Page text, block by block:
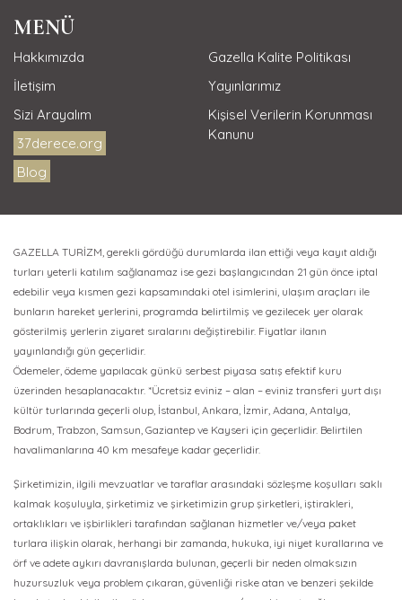
MENÜ
Hakkımızda
İletişim
Sizi Arayalım
37derece.org
Blog
Gazella Kalite Politikası
Yayınlarımız
Kişisel Verilerin Korunması
Kanunu
GAZELLA TURİZM, gerekli gördüğü durumlarda ilan ettiği veya kayıt aldığı
turları yeterli katılım sağlanamaz ise gezi başlangıcından 21 gün önce iptal
edebilir veya kısmen gezi kapsamındaki otel isimlerini, ulaşım araçları ile
bunların hareket yerlerini, programda belirtilmiş ve gezilecek yer olarak
gösterilmiş yerlerin ziyaret sıralarını değiştirebilir. Fiyatlar ilanın
yayınlandığı gün geçerlidir.
Ödemeler, ödeme yapılacak günkü serbest piyasa satış efektif kuru
üzerinden hesaplanacaktır. *Ücretsiz eviniz – alan – eviniz transferi yurt dışı
kültür turlarında geçerli olup, İstanbul, Ankara, İzmir, Adana, Antalya,
Bodrum, Trabzon, Samsun, Gaziantep ve Kayseri için geçerlidir. Belirtilen
havalimanlarına 40 km mesafeye kadar geçerlidir.
Şirketimizin, ilgili mevzuatlar ve taraflar arasındaki sözleşme koşulları saklı
kalmak koşuluyla, şirketimiz ve şirketimizin grup şirketleri, iştirakleri,
ortaklıkları ve işbirlikleri tarafından sağlanan hizmetler ve/veya paket
turlara ilişkin olarak, herhangi bir zamanda, hukuka, iyi niyet kurallarına ve
örf ve adete aykırı davranışlarda bulunan, geçerli bir neden olmaksızın
huzursuzluk veya problem çıkaran, güvenliği riske atan ve benzeri şekilde